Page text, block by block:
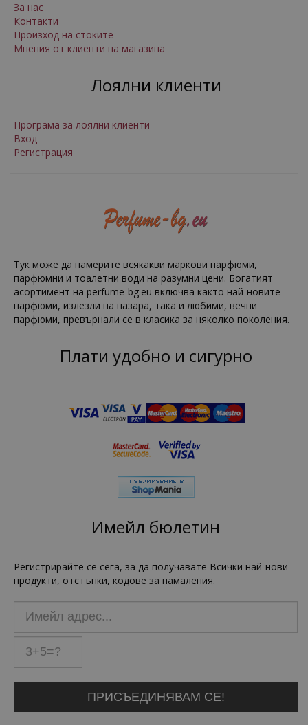
За нас
Контакти
Произход на стоките
Мнения от клиенти на магазина
Лоялни клиенти
Програма за лоялни клиенти
Вход
Регистрация
Тук може да намерите всякакви маркови парфюми,
парфюмни и тоалетни води на разумни цени. Богатият
асортимент на perfume-bg.eu включва както най-новите
парфюми, излезли на пазара, така и любими, вечни
парфюми, превърнали се в класика за няколко поколения.
Плати удобно и сигурно
Имейл бюлетин
Регистрирайте се сега, за да получавате Всички най-нови
продукти, отстъпки, кодове за намаления.